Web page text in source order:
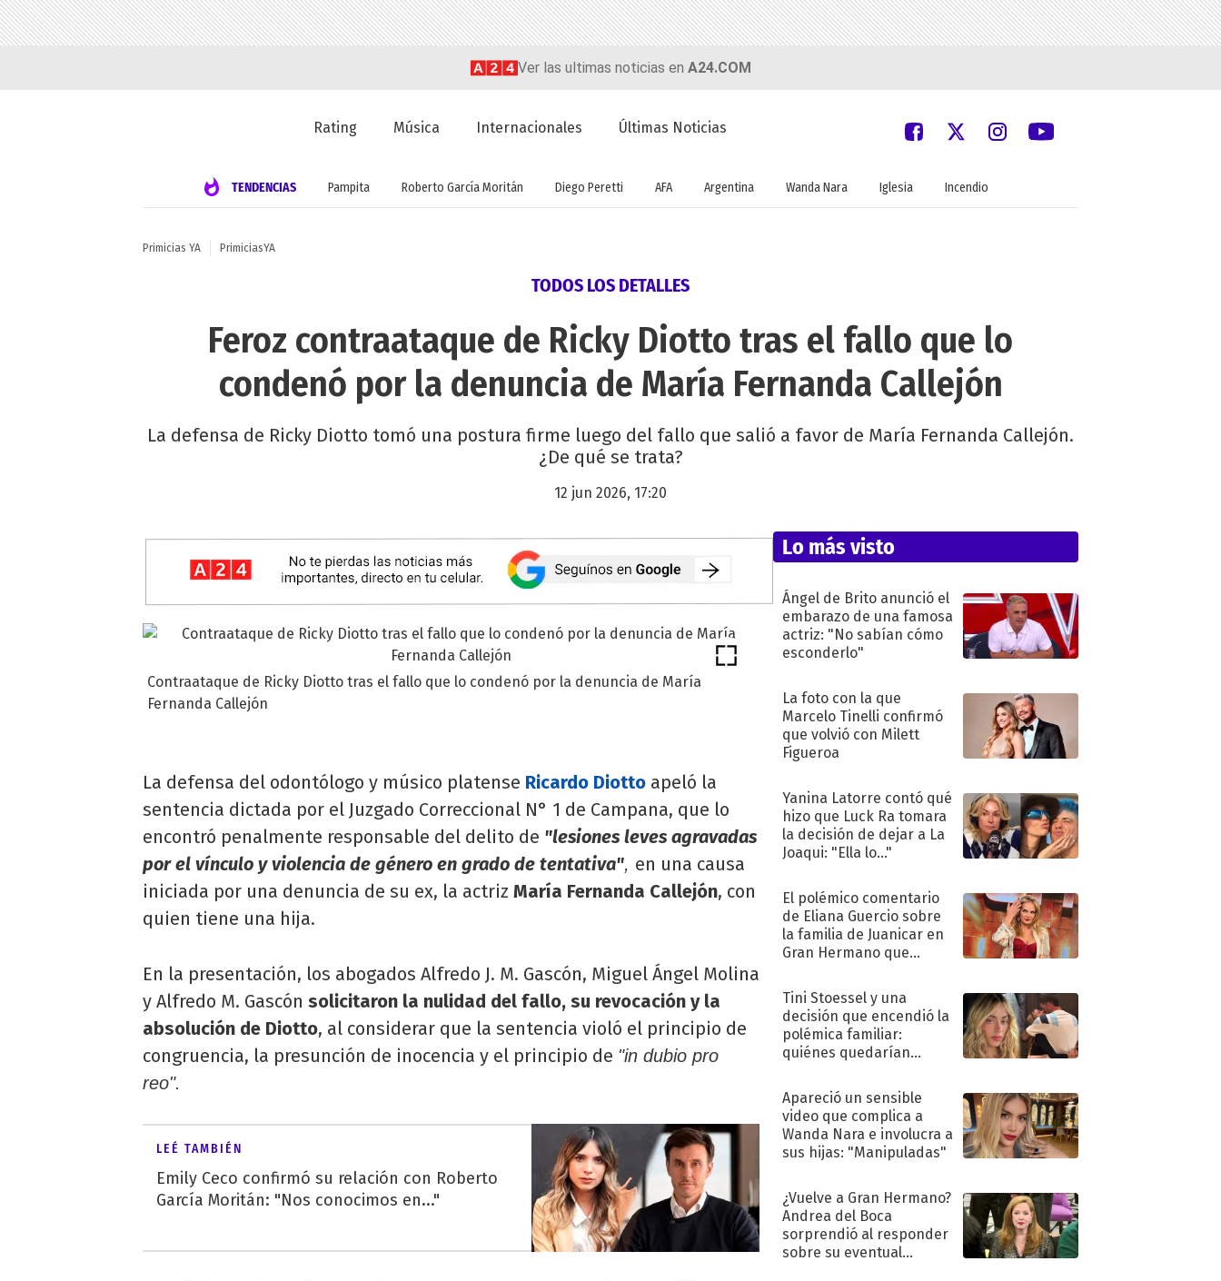
Ver las ultimas noticias en A24.COM
Rating Música Internacionales Últimas Noticias
TENDENCIAS Pampita Roberto García Moritán Diego Peretti AFA Argentina Wanda Nara Iglesia Incendio
Primicias YA PrimiciasYA
TODOS LOS DETALLES
Feroz contraataque de Ricky Diotto tras el fallo que lo
condenó por la denuncia de María Fernanda Callejón
La defensa de Ricky Diotto tomó una postura firme luego del fallo que salió a favor de María Fernanda Callejón.
¿De qué se trata?
12 jun 2026, 17:20
Contraataque de Ricky Diotto tras el fallo que lo condenó por la denuncia de María
Fernanda Callejón
La defensa del odontólogo y músico platense Ricardo Diotto apeló la
sentencia dictada por el Juzgado Correccional N° 1 de Campana, que lo
encontró penalmente responsable del delito de "lesiones leves agravadas
por el vínculo y violencia de género en grado de tentativa", en una causa
iniciada por una denuncia de su ex, la actriz María Fernanda Callejón, con
quien tiene una hija.
En la presentación, los abogados Alfredo J. M. Gascón, Miguel Ángel Molina
y Alfredo M. Gascón solicitaron la nulidad del fallo, su revocación y la
absolución de Diotto, al considerar que la sentencia violó el principio de
congruencia, la presunción de inocencia y el principio de "in dubio pro
reo".
LEÉ TAMBIÉN
Emily Ceco confirmó su relación con Roberto
García Moritán: "Nos conocimos en..."
Lo más visto
Ángel de Brito anunció el
embarazo de una famosa
actriz: "No sabían cómo
esconderlo"
La foto con la que
Marcelo Tinelli confirmó
que volvió con Milett
Figueroa
Yanina Latorre contó qué
hizo que Luck Ra tomara
la decisión de dejar a La
Joaqui: "Ella lo..."
El polémico comentario
de Eliana Guercio sobre
la familia de Juanicar en
Gran Hermano que
Tini Stoessel y una
decisión que encendió la
polémica familiar:
quiénes quedarían
Apareció un sensible
video que complica a
Wanda Nara e involucra a
sus hijas: "Manipuladas"
¿Vuelve a Gran Hermano?
Andrea del Boca
sorprendió al responder
sobre su eventual